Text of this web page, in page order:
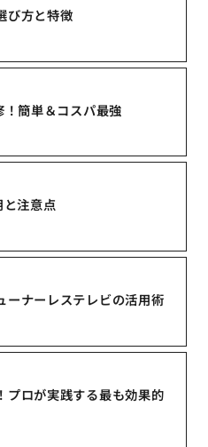
び方と特徴
簡単＆コスパ最強
注意点
ーナーレステレビの活用術
プロが実践する最も効果的